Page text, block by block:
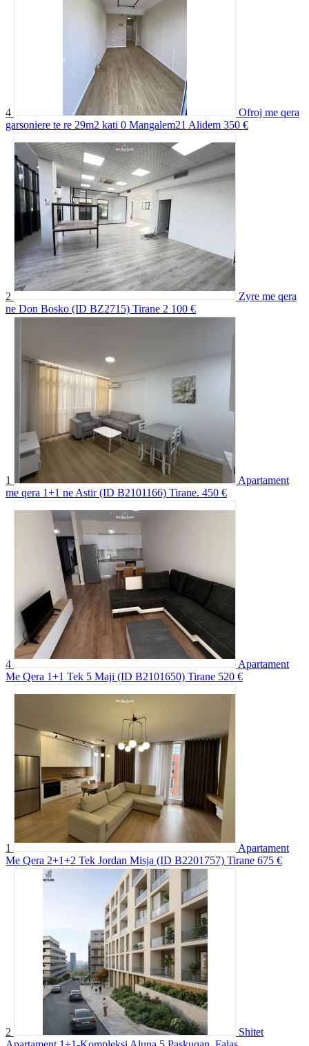
4
Ofroj me qera
garsoniere te re 29m2 kati 0 Mangalem21 Alidem 350 €
2
Zyre me qera
ne Don Bosko (ID BZ2715) Tirane 2 100 €
1
Apartament
me qera 1+1 ne Astir (ID B2101166) Tirane. 450 €
4
Apartament
Me Qera 1+1 Tek 5 Maji (ID B2101650) Tirane 520 €
1
Apartament
Me Qera 2+1+2 Tek Jordan Misja (ID B2201757) Tirane 675 €
2
Shitet